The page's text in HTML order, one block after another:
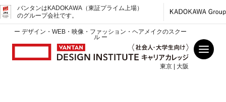
バンタンはKADOKAWA（東証プライム上場）
のグループ会社です。
ー デザイン・WEB・映像・ファッション・ヘアメイクのスクー
ル ー
東京 | 大阪